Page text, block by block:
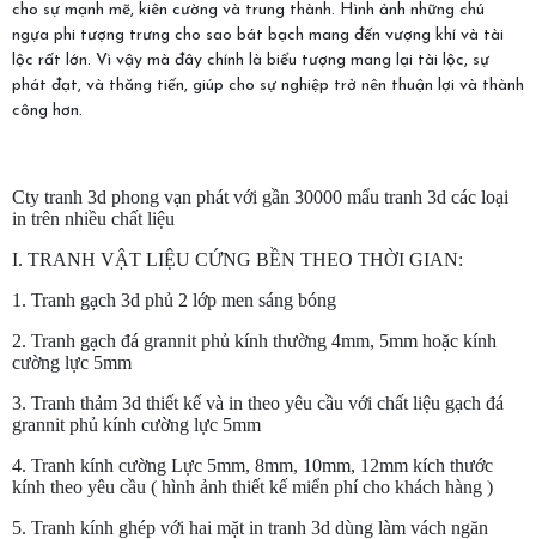
cho sự mạnh mẽ, kiên cường và trung thành. Hình ảnh những chú
ngựa phi tượng trưng cho sao bát bạch mang đến vượng khí và tài
lộc rất lớn. Vì vậy mà đây chính là biểu tượng mang lại tài lộc, sự
phát đạt, và thăng tiến, giúp cho sự nghiệp trở nên thuận lợi và thành
công hơn.
Cty tranh 3d phong vạn phát với gần 30000 mẩu tranh 3d các loại
in trên nhiều chất liệu
I. TRANH VẬT LIỆU CỨNG BỀN THEO THỜI GIAN:
1. Tranh gạch 3d phủ 2 lớp men sáng bóng
2. Tranh gạch đá grannit phủ kính thường 4mm, 5mm hoặc kính
cường lực 5mm
3. Tranh thảm 3d thiết kế và in theo yêu cầu với chất liệu gạch đá
grannit phủ kính cường lực 5mm
4. Tranh kính cường Lực 5mm, 8mm, 10mm, 12mm kích thước
kính theo yêu cầu ( hình ảnh thiết kế miển phí cho khách hàng )
5. Tranh kính ghép với hai mặt in tranh 3d dùng làm vách ngăn